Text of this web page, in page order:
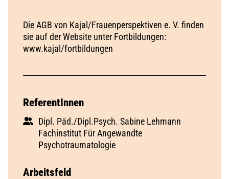
Die AGB von Kajal/Frauenperspektiven e. V. finden
sie auf der Website unter Fortbildungen:
www.kajal/fortbildungen
ReferentInnen
Dipl. Päd./Dipl.Psych. Sabine Lehmann
Fachinstitut Für Angewandte
Psychotraumatologie
Arbeitsfeld